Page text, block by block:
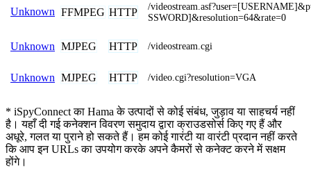
Unknown FFMPEG HTTP
/
SSWORD]&resolution=64&rate=0
Unknown MJPEG HTTP /videostream.cgi
Unknown MJPEG HTTP /video.cgi?resolution=VGA
* iSpyConnect का Hama के उत्पादों से कोई संबंध, जुड़ाव या साहचर्य नहीं
है। यहाँ दी गई कनेक्शन विवरण समुदाय द्वारा क्राउडसोर्स किए गए हैं और
अधूरे, गलत या पुराने हो सकते हैं। हम कोई गारंटी या वारंटी प्रदान नहीं करते
कि आप इन URLs का उपयोग करके अपने कैमरों से कनेक्ट करने में सक्षम
होंगे।